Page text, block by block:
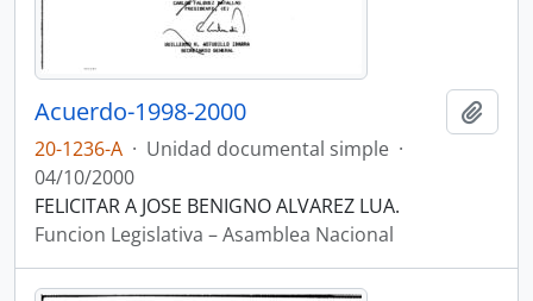
Acuerdo-1998-2000
20-1236-A · Unidad documental simple ·
04/10/2000
FELICITAR A JOSE BENIGNO ALVAREZ LUA.
Funcion Legislativa – Asamblea Nacional